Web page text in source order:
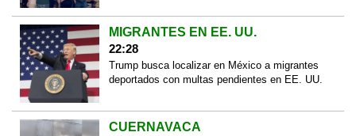
MIGRANTES EN EE. UU.
22:28
Trump busca localizar en México a migrantes
deportados con multas pendientes en EE. UU.
CUERNAVACA